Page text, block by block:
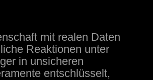
mit realen Daten
Reaktionen unter
in unsicheren
entschlüsselt,